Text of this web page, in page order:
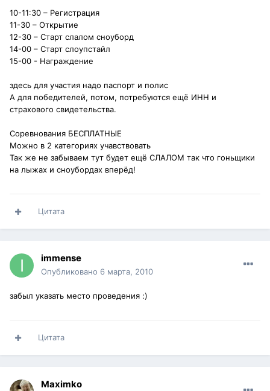
10-11:30 – Регистрация
11-30 – Открытие
12-30 – Старт слалом сноуборд
14-00 – Старт слоупстайл
15-00 - Награждение
здесь для участия надо паспорт и полис
А для победителей, потом, потребуются ещё ИНН и
страхового свидетельства.
Соревнования БЕСПЛАТНЫЕ
Можно в 2 категориях учавствовать
Так же не забываем тут будет ещё СЛАЛОМ так что гоньщики
на лыжах и сноубордах вперёд!
Цитата
immense
Опубликовано 6 марта, 2010
забыл указать место проведения :)
Цитата
Maximko